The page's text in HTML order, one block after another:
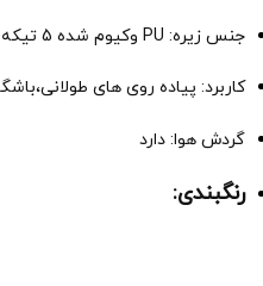
جنس زیره: PU وکیوم شده 5 تیکه مونتاژی
کاربرد: پیاده روی های
گردش هوا: دارد
رنگبندی: